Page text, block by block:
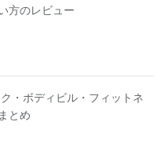
方のレビュー
・ボディビル・フィットネ
とめ